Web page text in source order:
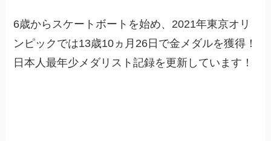
6歳からスケートボートを始め、2021年東京オリ
ンピックでは13歳10ヵ月26日で金メダルを獲得！
日本人最年少メダリスト記録を更新しています！